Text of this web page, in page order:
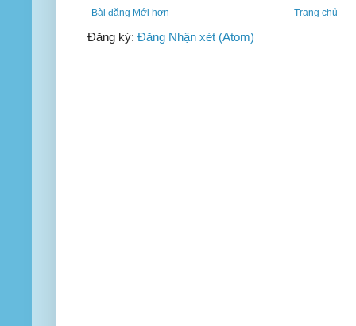
Bài đăng Mới hơn Trang chủ
Đăng ký: Đăng Nhận xét (Atom)